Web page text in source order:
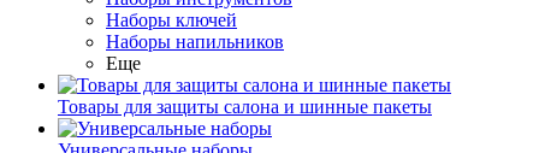
Наборы ключей
Наборы напильников
Еще
Товары для защиты салона и шинные пакеты